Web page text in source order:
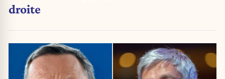
droite